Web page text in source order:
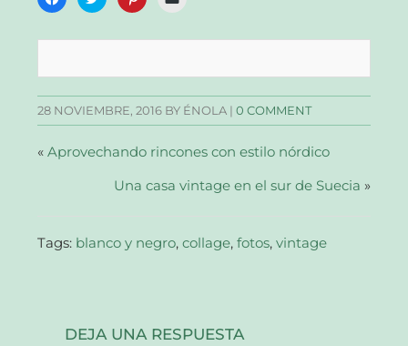
clic
en
abre
una
ventana
nueva)
clic
en
abre
una
ventana
nueva)
clic
en
abre
una
ventana
nueva)
clic
un
correo
a
un
amigo
abre
en
ventana
nueva)
28 NOVIEMBRE, 2016 BY ÉNOLA |0 COMMENT
«Aprovechando rincones con estilo nórdico
Una casa vintage en el sur de Suecia »
Tags: blanco y negro,collage,fotos,vintage
DEJA UNA RESPUESTA